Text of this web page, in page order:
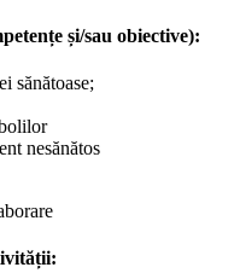
și/sau obiective):
sănătoase;
nesănătos